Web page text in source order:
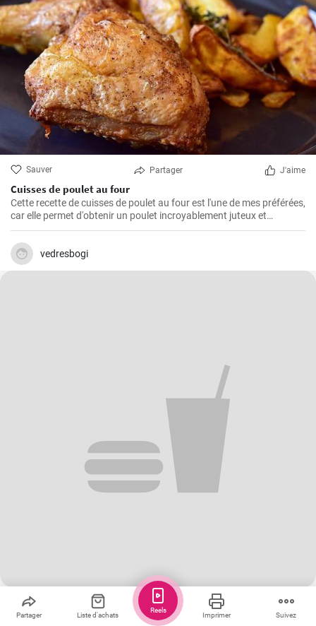
Sauver Partager J'aime
Cuisses de poulet au four
Cette recette de cuisses de poulet au four est l'une de mes préférées,
car elle permet d'obtenir un poulet incroyablement juteux et
savoureux. Les cuisses de poulet sont les parties du poulet que je
préfère cuire au four parce qu'elles restent juteuses même après un
long temps de cuisson. De plus, les ingrédients sont simples, mais
parviennent toujours à faire ressortir le meilleur du poulet, créant
vedresbogi
Sauver Partager
Gâteau à la cannelle
Partager Liste d'achats Imprimer Suivez
Reels